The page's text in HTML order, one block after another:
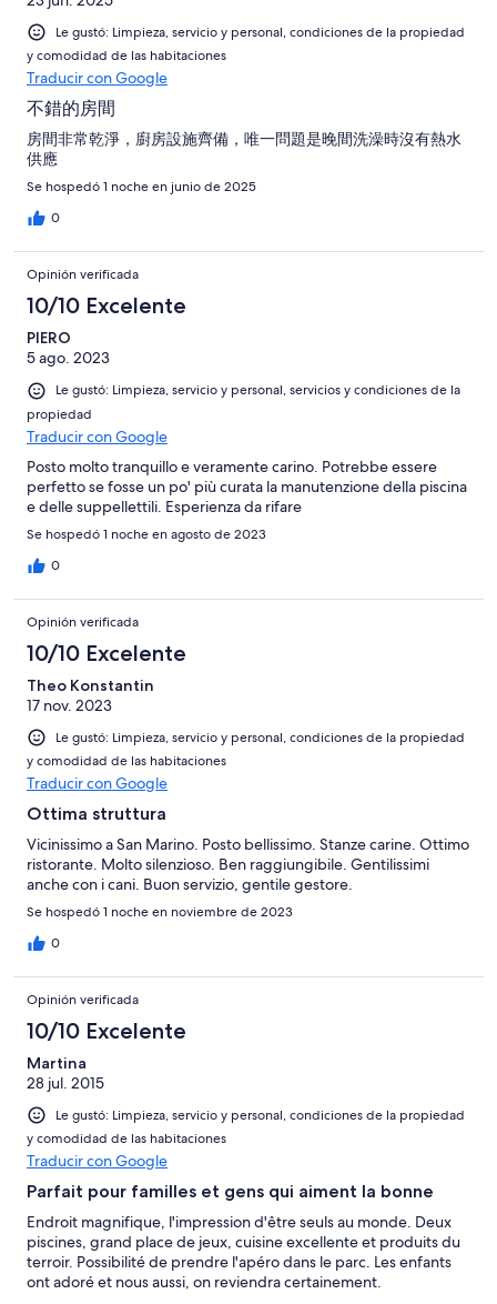
Le gustó: Limpieza, servicio y personal, condiciones de la propiedad
y comodidad de las habitaciones
Traducir con Google
不錯的房間
房間非常乾淨，廚房設施齊備，唯一問題是晚間洗澡時沒有熱水
供應
Se hospedó 1 noche en junio de 2025
0
Opinión verificada
10/10 Excelente
PIERO
5 ago. 2023
Le gustó: Limpieza, servicio y personal, servicios y condiciones de la
propiedad
Traducir con Google
Posto molto tranquillo e veramente carino. Potrebbe essere
perfetto se fosse un po' più curata la manutenzione della piscina
e delle suppellettili. Esperienza da rifare
Se hospedó 1 noche en agosto de 2023
0
Opinión verificada
10/10 Excelente
Theo Konstantin
17 nov. 2023
Le gustó: Limpieza, servicio y personal, condiciones de la propiedad
y comodidad de las habitaciones
Traducir con Google
Ottima struttura
Vicinissimo a San Marino. Posto bellissimo. Stanze carine. Ottimo
ristorante. Molto silenzioso. Ben raggiungibile. Gentilissimi
anche con i cani. Buon servizio, gentile gestore.
Se hospedó 1 noche en noviembre de 2023
0
Opinión verificada
10/10 Excelente
Martina
28 jul. 2015
Le gustó: Limpieza, servicio y personal, condiciones de la propiedad
y comodidad de las habitaciones
Traducir con Google
Parfait pour familles et gens qui aiment la bonne
Endroit magnifique, l'impression d'être seuls au monde. Deux
piscines, grand place de jeux, cuisine excellente et produits du
terroir. Possibilité de prendre l'apéro dans le parc. Les enfants
ont adoré et nous aussi, on reviendra certainement.